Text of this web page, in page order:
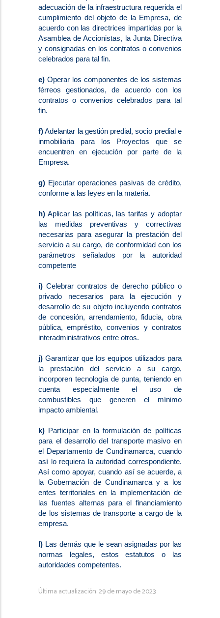
adecuación de la infraestructura requerida el
cumplimiento del objeto de la Empresa, de
acuerdo con las directrices impartidas por la
Asamblea de Accionistas, la Junta Directiva
y consignadas en los contratos o convenios
celebrados para tal fin.
e) Operar los componentes de los sistemas
férreos gestionados, de acuerdo con los
contratos o convenios celebrados para tal
fin.
f)Adelantar la gestión predial, socio predial e
inmobiliaria para los Proyectos que se
encuentren en ejecución por parte de la
Empresa.
g) Ejecutar operaciones pasivas de crédito,
conforme a las leyes en la materia.
h) Aplicar las políticas, las tarifas y adoptar
las medidas preventivas y correctivas
necesarias para asegurar la prestación del
servicio a su cargo, de conformidad con los
parámetros señalados por la autoridad
competente
i) Celebrar contratos de derecho público o
privado necesarios para la ejecución y
desarrollo de su objeto incluyendo contratos
de concesión, arrendamiento, fiducia, obra
pública, empréstito, convenios y contratos
interadministrativos entre otros.
j) Garantizar que los equipos utilizados para
la prestación del servicio a su cargo,
incorporen tecnología de punta, teniendo en
cuenta especialmente el uso de
combustibles que generen el mínimo
impacto ambiental.
k) Participar en la formulación de políticas
para el desarrollo del transporte masivo en
el Departamento de Cundinamarca, cuando
así lo requiera la autoridad correspondiente.
Así como apoyar, cuando así se acuerde, a
la Gobernación de Cundinamarca y a los
entes territoriales en la implementación de
las fuentes alternas para el financiamiento
de los sistemas de transporte a cargo de la
empresa.
l) Las demás que le sean asignadas por las
normas legales, estos estatutos o las
autoridades competentes.
Última actualización: 29 de mayo de 2023